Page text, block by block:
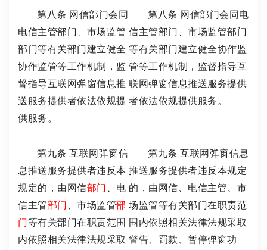
第八条 网信部门会同
电信主管部门、市场监管
部门等有关部门建立健全
协作监管等工作机制，监
督指导互联网弹窗信息推
送服务提供者依法依规提
供服务。
第八条 网信部门会同电
信主管部门、市场监管部门
等有关部门建立健全协作监
管等工作机制，监督指导互
联网弹窗信息推送服务提供
者依法依规提供服务。
第九条 互联网弹窗信
息推送服务提供者违反本
规定的，由网信部门、电
信主管部门、市场监管部
门等有关部门在职责范围
内依照相关法律法规采取
第九条 互联网弹窗信息
推送服务提供者违反本规定
的，由网信、电信主管、市
场监管等有关部门在职责范
围内依照相关法律法规采取
警告、罚款、暂停弹窗功